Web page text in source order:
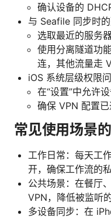
确认设备的
与 Seafile 同步时
选取最近的服务
使用分离隧道功
连，其他流量走
iOS 系统层级权限
在“设置”中允许
确保 VPN 配置已
常见使用场景
工作日常：每天工
开，确保工作流的
公共场景：在餐厅
VPN，降低被监听的
多设备同步：在